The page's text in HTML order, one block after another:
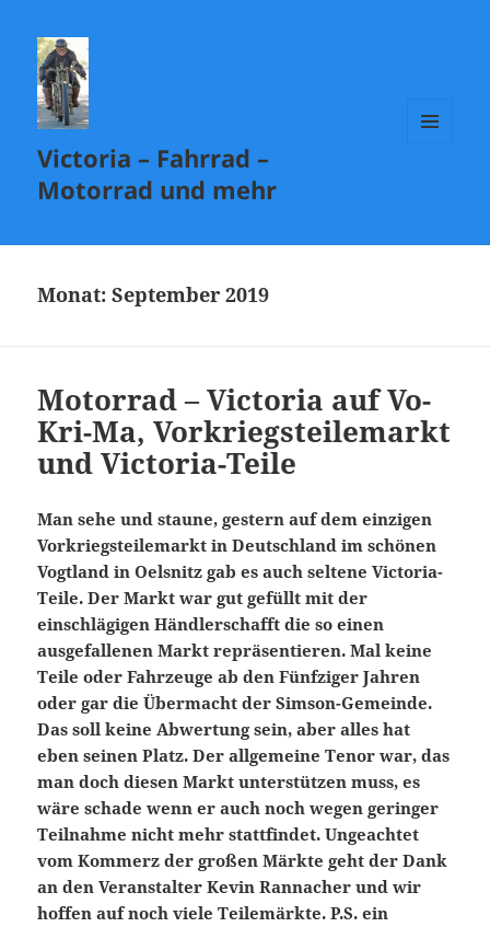
Victoria – Fahrrad –
Motorrad und mehr
Monat:September 2019
Motorrad – Victoria auf Vo-
Kri-Ma, Vorkriegsteilemarkt
und Victoria-Teile
Man sehe und staune, gestern auf dem einzigen
Vorkriegsteilemarkt in Deutschland im schönen
Vogtland in Oelsnitz gab es auch seltene Victoria-
Teile. Der Markt war gut gefüllt mit der
einschlägigen Händlerschafft die so einen
ausgefallenen Markt repräsentieren. Mal keine
Teile oder Fahrzeuge ab den Fünfziger Jahren
oder gar die Übermacht der Simson-Gemeinde.
Das soll keine Abwertung sein, aber alles hat
eben seinen Platz. Der allgemeine Tenor war, das
man doch diesen Markt unterstützen muss, es
wäre schade wenn er auch noch wegen geringer
Teilnahme nicht mehr stattfindet. Ungeachtet
vom Kommerz der großen Märkte geht der Dank
an den Veranstalter Kevin Rannacher und wir
hoffen auf noch viele Teilemärkte. P.S. ein